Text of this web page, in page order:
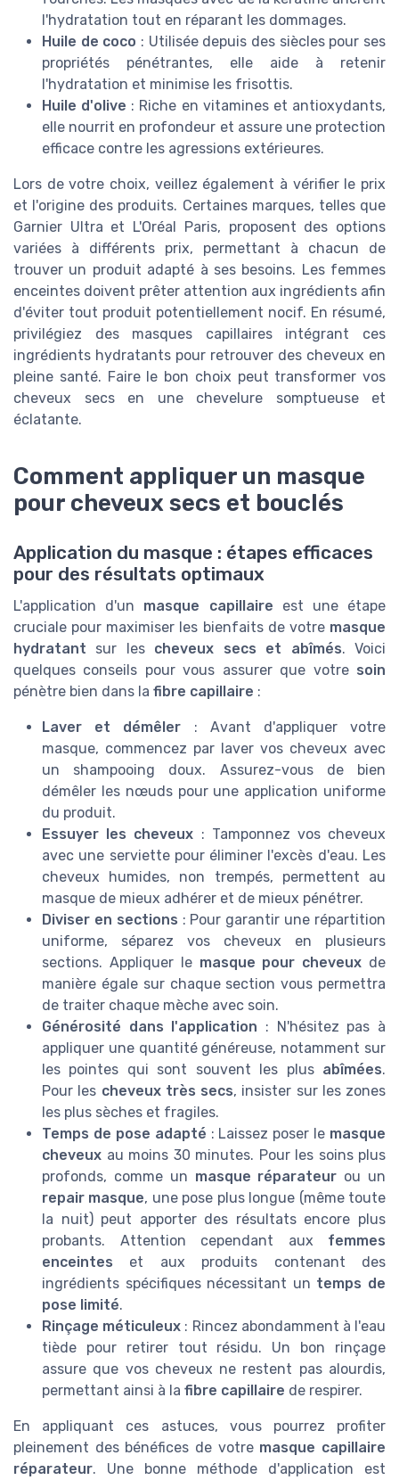
l'hydratation tout en réparant les dommages.
Huile de coco : Utilisée depuis des siècles pour ses
propriétés pénétrantes, elle aide à retenir
l'hydratation et minimise les frisottis.
Huile d'olive : Riche en vitamines et antioxydants,
elle nourrit en profondeur et assure une protection
efficace contre les agressions extérieures.
Lors de votre choix, veillez également à vérifier le prix
et l'origine des produits. Certaines marques, telles que
Garnier Ultra et L'Oréal Paris, proposent des options
variées à différents prix, permettant à chacun de
trouver un produit adapté à ses besoins. Les femmes
enceintes doivent prêter attention aux ingrédients afin
d'éviter tout produit potentiellement nocif. En résumé,
privilégiez des masques capillaires intégrant ces
ingrédients hydratants pour retrouver des cheveux en
pleine santé. Faire le bon choix peut transformer vos
cheveux secs en une chevelure somptueuse et
éclatante.
Comment appliquer un masque
pour cheveux secs et bouclés
Application du masque : étapes efficaces
pour des résultats optimaux
L'application d'un masque capillaire est une étape
cruciale pour maximiser les bienfaits de votre masque
hydratant sur les cheveux secs et abîmés. Voici
quelques conseils pour vous assurer que votre soin
pénètre bien dans la fibre capillaire :
Laver et démêler : Avant d'appliquer votre
masque, commencez par laver vos cheveux avec
un shampooing doux. Assurez-vous de bien
démêler les nœuds pour une application uniforme
du produit.
Essuyer les cheveux : Tamponnez vos cheveux
avec une serviette pour éliminer l'excès d'eau. Les
cheveux humides, non trempés, permettent au
masque de mieux adhérer et de mieux pénétrer.
Diviser en sections : Pour garantir une répartition
uniforme, séparez vos cheveux en plusieurs
sections. Appliquer le masque pour cheveux de
manière égale sur chaque section vous permettra
de traiter chaque mèche avec soin.
Générosité dans l'application : N'hésitez pas à
appliquer une quantité généreuse, notamment sur
les pointes qui sont souvent les plus abîmées.
Pour les cheveux très secs, insister sur les zones
les plus sèches et fragiles.
Temps de pose adapté : Laissez poser le masque
cheveux au moins 30 minutes. Pour les soins plus
profonds, comme un masque réparateur ou un
repair masque, une pose plus longue (même toute
la nuit) peut apporter des résultats encore plus
probants. Attention cependant aux femmes
enceintes et aux produits contenant des
ingrédients spécifiques nécessitant un temps de
pose limité.
Rinçage méticuleux : Rincez abondamment à l'eau
tiède pour retirer tout résidu. Un bon rinçage
assure que vos cheveux ne restent pas alourdis,
permettant ainsi à la fibre capillaire de respirer.
En appliquant ces astuces, vous pourrez profiter
pleinement des bénéfices de votre masque capillaire
réparateur. Une bonne méthode d'application est